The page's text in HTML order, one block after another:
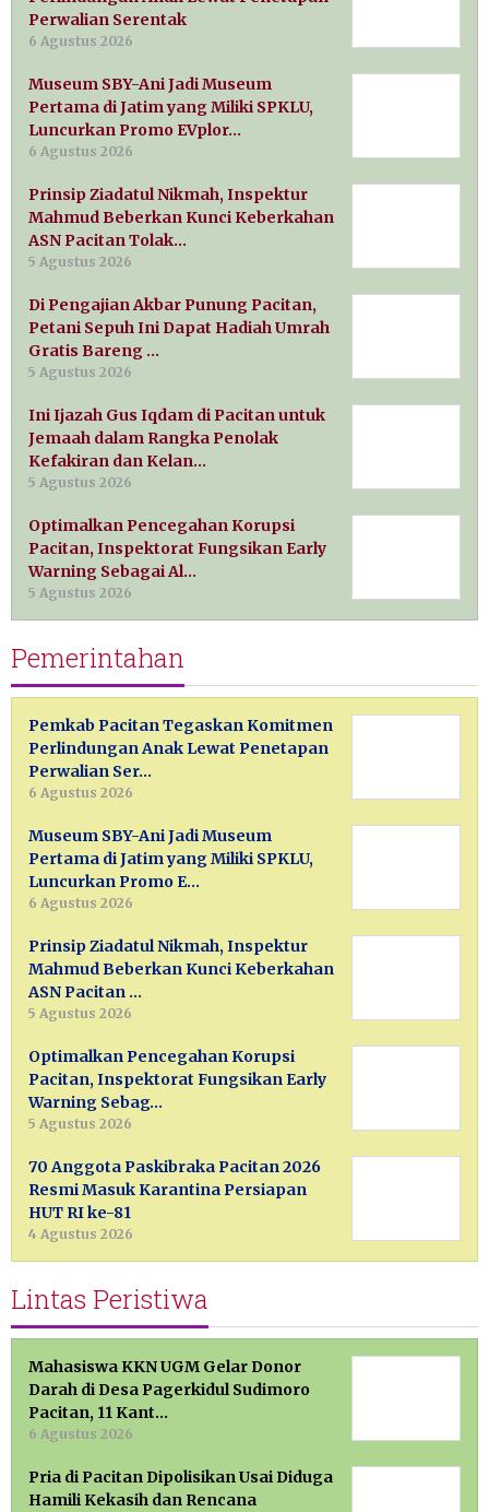
Perwalian Serentak
6 Agustus 2026
Museum SBY-Ani Jadi Museum
Pertama di Jatim yang Miliki SPKLU,
Luncurkan Promo EVplor…
6 Agustus 2026
Prinsip Ziadatul Nikmah, Inspektur
Mahmud Beberkan Kunci Keberkahan
ASN Pacitan Tolak…
5 Agustus 2026
Di Pengajian Akbar Punung Pacitan,
Petani Sepuh Ini Dapat Hadiah Umrah
Gratis Bareng …
5 Agustus 2026
Ini Ijazah Gus Iqdam di Pacitan untuk
Jemaah dalam Rangka Penolak
Kefakiran dan Kelan…
5 Agustus 2026
Optimalkan Pencegahan Korupsi
Pacitan, Inspektorat Fungsikan Early
Warning Sebagai Al…
5 Agustus 2026
Pemerintahan
Pemkab Pacitan Tegaskan Komitmen
Perlindungan Anak Lewat Penetapan
Perwalian Ser…
6 Agustus 2026
Museum SBY-Ani Jadi Museum
Pertama di Jatim yang Miliki SPKLU,
Luncurkan Promo E…
6 Agustus 2026
Prinsip Ziadatul Nikmah, Inspektur
Mahmud Beberkan Kunci Keberkahan
ASN Pacitan …
5 Agustus 2026
Optimalkan Pencegahan Korupsi
Pacitan, Inspektorat Fungsikan Early
Warning Sebag…
5 Agustus 2026
70 Anggota Paskibraka Pacitan 2026
Resmi Masuk Karantina Persiapan
HUT RI ke-81
4 Agustus 2026
Lintas Peristiwa
Mahasiswa KKN UGM Gelar Donor
Darah di Desa Pagerkidul Sudimoro
Pacitan, 11 Kant…
6 Agustus 2026
Pria di Pacitan Dipolisikan Usai Diduga
Hamili Kekasih dan Rencana